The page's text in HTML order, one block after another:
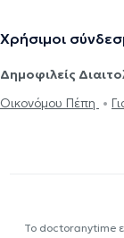
Χρήσιμοι
Δημοφιλείς
Οικονόμου Πέπη
Το doctoranytime